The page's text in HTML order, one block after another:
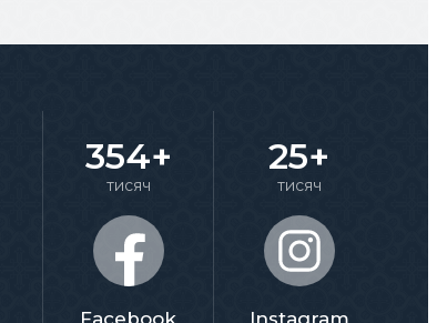
354+
тисяч
Facebook
25+
тисяч
Instagram